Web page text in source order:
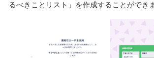
るべきことリスト」を作成することができ